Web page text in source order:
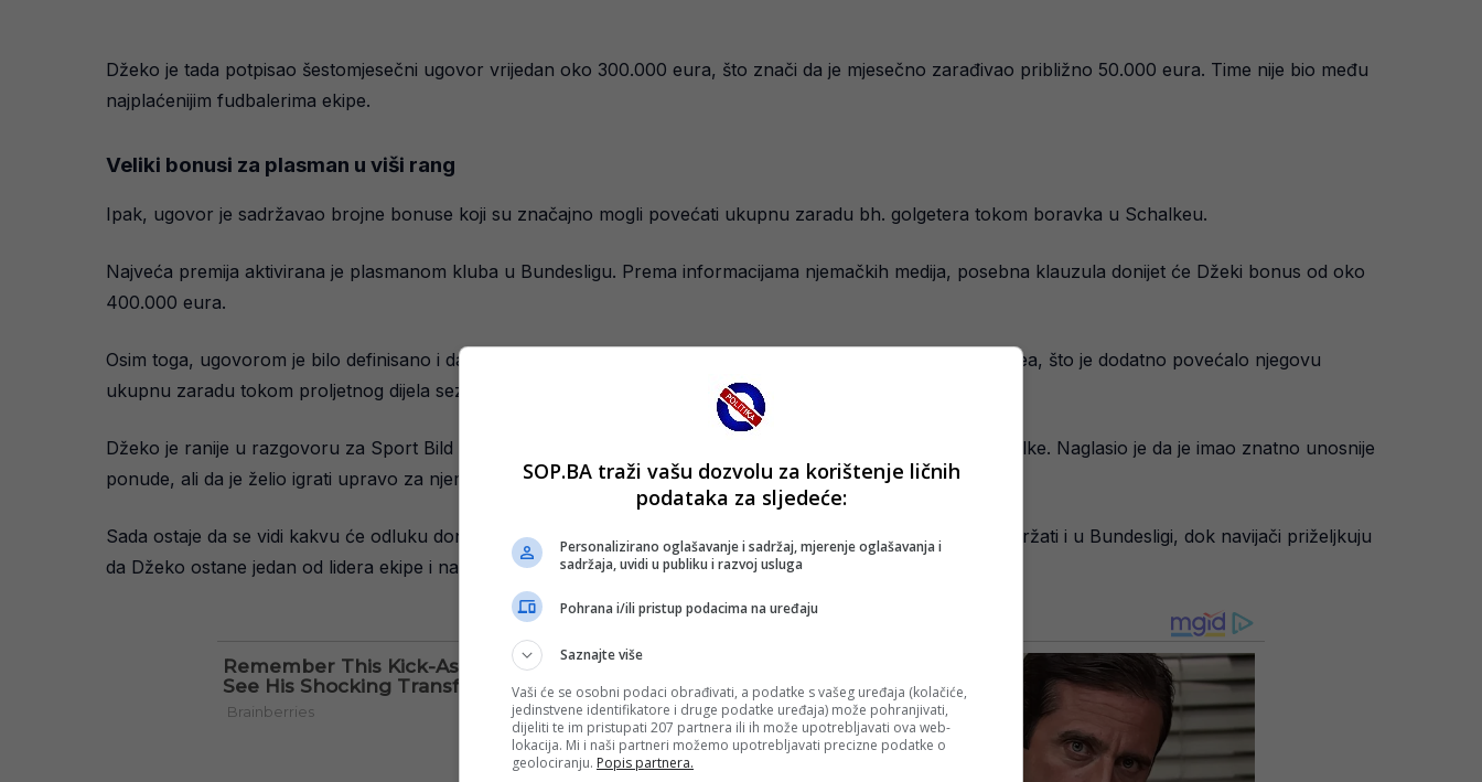
Džeko je tada potpisao šestomjesečni ugovor vrijedan oko 300.000 eura, što znači da je mjesečno zarađivao približno 50.000 eura. Time nije bio među
najplaćenijim fudbalerima ekipe.
Veliki bonusi za plasman u viši rang
Ipak, ugovor je sadržavao brojne bonuse koji su značajno mogli povećati ukupnu zaradu bh. golgetera tokom boravka u Schalkeu.
Najveća premija aktivirana je plasmanom kluba u Bundesligu. Prema informacijama njemačkih medija, posebna klauzula donijet će Džeki bonus od oko
400.000 eura.
Osim toga, ugovorom je bilo definisano i da napadač dobija dodatnih 3.000 eura za svaki osvojeni bod Schalkea, što je dodatno povećalo njegovu
ukupnu zaradu tokom proljetnog dijela sezone.
Džeko je ranije u razgovoru za Sport Bild istakao da finansije nisu bile ključni razlog njegovog dolaska u Schalke. Naglasio je da je imao znatno unosnije
ponude, ali da je želio igrati upravo za njemački klub.
Sada ostaje da se vidi kakvu će odluku donijeti iskusni bh. reprezentativac. U Schalkeu ne kriju da ga žele zadržati i u Bundesligi, dok navijači priželjkuju
da Džeko ostane jedan od lidera ekipe i naredne sezone.
SOP.BA traži vašu dozvolu za korištenje ličnih
podataka za sljedeće:
Personalizirano oglašavanje i sadržaj, mjerenje oglašavanja i
sadržaja, uvidi u publiku i razvoj usluga
Pohrana i/ili pristup podacima na uređaju
Saznajte više
Vaši će se osobni podaci obrađivati, a podatke s vašeg uređaja (kolačiće,
jedinstvene identifikatore i druge podatke uređaja) može pohranjivati,
dijeliti te im pristupati 207 partnera ili ih može upotrebljavati ova web-
lokacija. Mi i naši partneri možemo upotrebljavati precizne podatke o
geolociranju. Popis partnera.